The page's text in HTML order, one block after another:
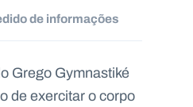
de informações
Grego Gymnastiké
de exercitar o corpo